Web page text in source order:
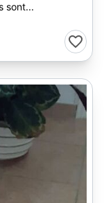
les parents sont...